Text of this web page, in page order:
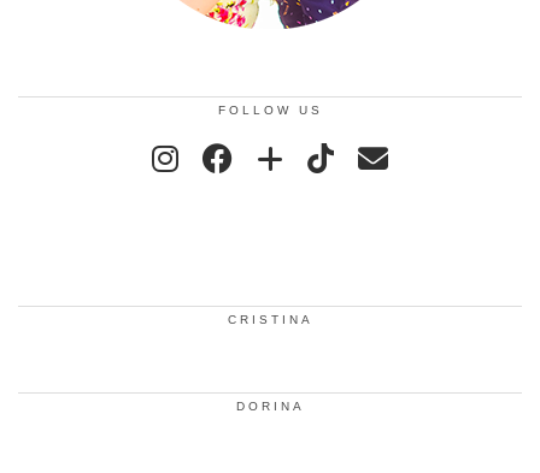
FOLLOW US
CRISTINA
DORINA